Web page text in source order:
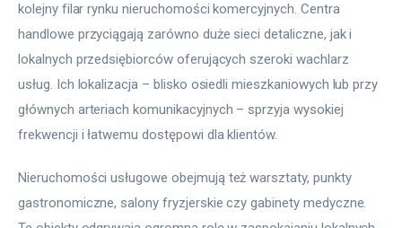
kolejny filar rynku nieruchomości komercyjnych. Centra
handlowe przyciągają zarówno duże sieci detaliczne, jak i
lokalnych przedsiębiorców oferujących szeroki wachlarz
usług. Ich lokalizacja – blisko osiedli mieszkaniowych lub przy
głównych arteriach komunikacyjnych – sprzyja wysokiej
frekwencji i łatwemu dostępowi dla klientów.
Nieruchomości usługowe obejmują też warsztaty, punkty
gastronomiczne, salony fryzjerskie czy gabinety medyczne.